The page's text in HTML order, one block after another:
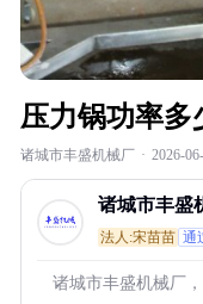
压力锅功率多
诸城市丰盛机械厂 · 2026-
诸城市丰盛
法人:宋苗苗 通
诸城市丰盛机械厂